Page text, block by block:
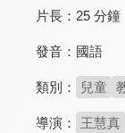
片長： 25 分鐘
發音： 國語
類別： 兒童
導演： 王慧真